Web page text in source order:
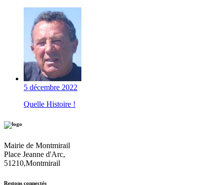
5 décembre 2022
Quelle Histoire !
Mairie de Montmirail
Place Jeanne d'Arc,
51210,Montmirail
Restons connectés